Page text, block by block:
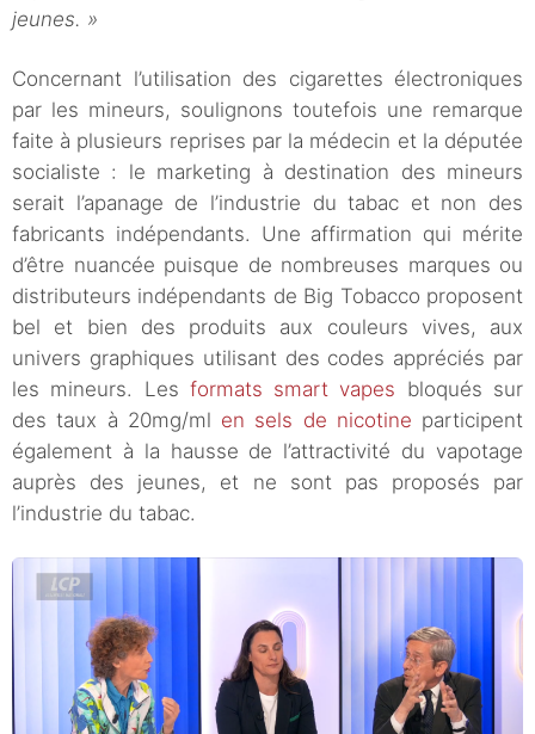
jeunes. »
Concernant l’utilisation des cigarettes électroniques
par les mineurs, soulignons toutefois une remarque
faite à plusieurs reprises par la médecin et la députée
socialiste : le marketing à destination des mineurs
serait l’apanage de l’industrie du tabac et non des
fabricants indépendants. Une affirmation qui mérite
d’être nuancée puisque de nombreuses marques ou
distributeurs indépendants de Big Tobacco proposent
bel et bien des produits aux couleurs vives, aux
univers graphiques utilisant des codes appréciés par
les mineurs. Les formats smart vapes bloqués sur
des taux à 20mg/ml en sels de nicotine participent
également à la hausse de l’attractivité du vapotage
auprès des jeunes, et ne sont pas proposés par
l’industrie du tabac.